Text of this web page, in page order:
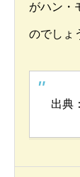
がハン・
のでしょ
出典：